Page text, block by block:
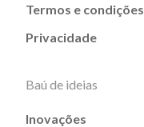
Termos e condições
Privacidade
Baú de ideias
Inovações